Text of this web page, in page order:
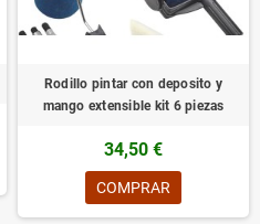
Rodillo pintar con deposito y
mango extensible kit 6 piezas
34,50 €
COMPRAR